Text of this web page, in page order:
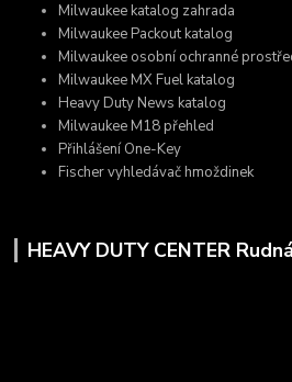
Milwaukee katalog zahrada
Milwaukee Packout katalog
Milwaukee osobní ochranné
Milwaukee MX Fuel katalog
Heavy Duty News katalog
Milwaukee M18 přehled
Přihlášení One-Key
Fischer vyhledávač hmoždinek
HEAVY DUTY CENTER